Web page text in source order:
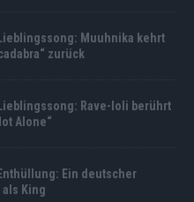
Muuhnika kehrt
zurück
Rave-Ioli berührt
Alone“
Ein deutscher
King